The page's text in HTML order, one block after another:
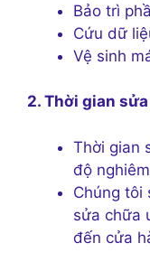
Bảo trì
Cứu dữ
Vệ sinh
2. Thời gian
Thời gian
độ
Chúng tôi
sửa chữa
đến cửa